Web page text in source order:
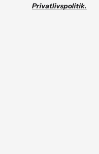
Privatlivspolitik.